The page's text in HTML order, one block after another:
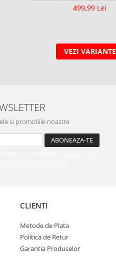
499,99 Lei
VEZI VARIANTE
si promotiile noastre
cu promotiile magazinului.
CLIENTI
Metode de Plata
Politica de Retur
Garantia Produselor